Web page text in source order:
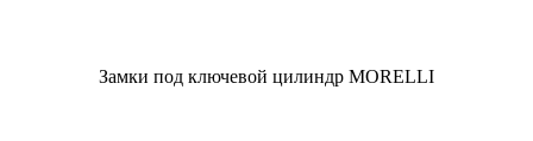
Замки под ключевой цилиндр MORELLI